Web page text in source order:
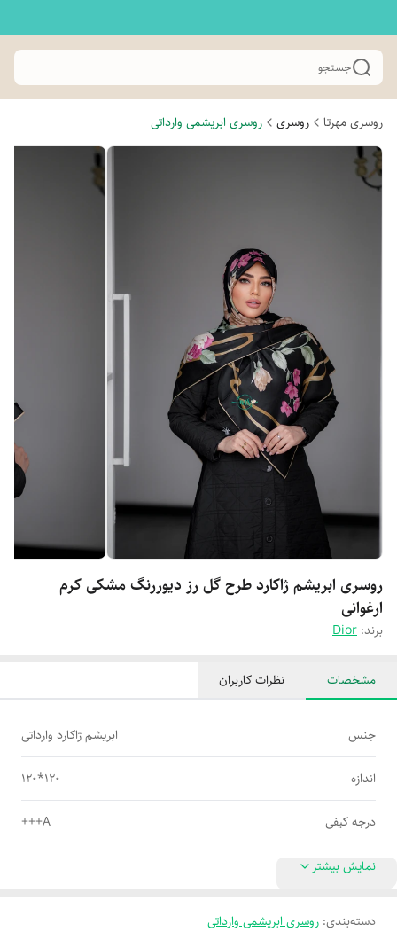
جستجو
روسری مهرتا روسری روسری ابریشمی وارداتی
روسری ابریشم ژاکارد طرح گل رز دیوررنگ مشکی کرم
ارغوانی
برند: Dior
مشخصات نظرات کاربران
جنس ابریشم ژاکارد وارداتی
اندازه 120*120
درجه کیفی A+++
نمایش بیشتر
دسته‌بندی: روسری ابریشمی وارداتی